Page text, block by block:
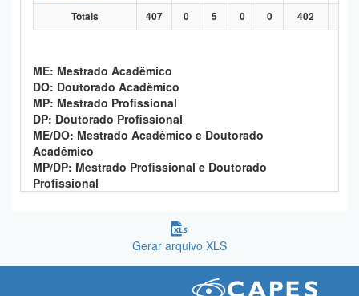
Totais 407 0 5 0 0 402
ME: Mestrado Acadêmico
DO: Doutorado Acadêmico
MP: Mestrado Profissional
DP: Doutorado Profissional
ME/DO: Mestrado Acadêmico e Doutorado
Acadêmico
MP/DP: Mestrado Profissional e Doutorado
Profissional
Gerar arquivo XLS